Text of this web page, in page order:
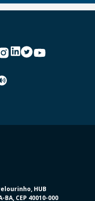
HUB
CEP 40010-000